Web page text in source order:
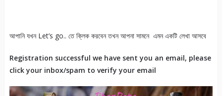
আপানি যখন Let’s go.. তে ক্লিক করবেন তখন আপনা সামনে এমন একটি লেখা আসবে
Registration successful we have sent you an email, please
click your inbox/spam to verify your email